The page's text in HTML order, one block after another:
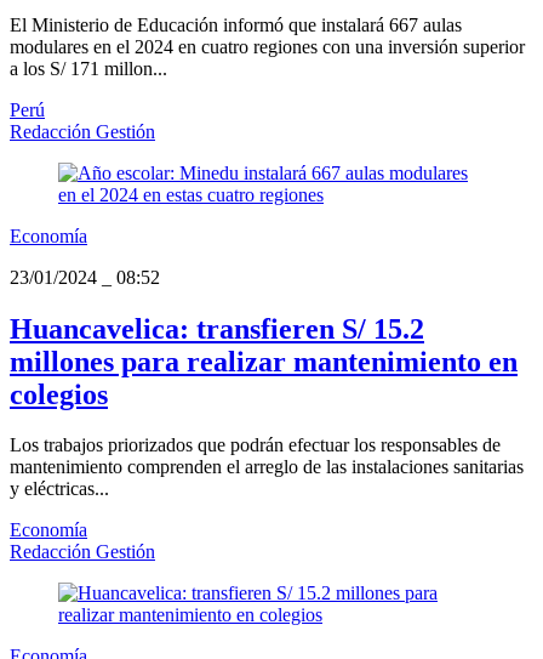
El Ministerio de Educación informó que instalará 667 aulas
modulares en el 2024 en cuatro regiones con una inversión superior
a los S/ 171 millon...
Perú
Redacción Gestión
Economía
23/01/2024
08:52
Huancavelica: transfieren S/ 15.2
millones para realizar mantenimiento en
colegios
Los trabajos priorizados que podrán efectuar los responsables de
mantenimiento comprenden el arreglo de las instalaciones sanitarias
y eléctricas...
Economía
Redacción Gestión